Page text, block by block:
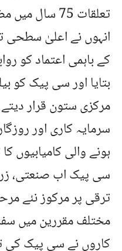
تعلقات 75
انہوں نے اعلیٰ سطحی
کے باہمی اعتماد کو
بتایا اور سی پیک کو
مرکزی ستون قرار دیتے
سرمایہ کاری اور
ہونے والی کامیابیوں
سی پیک اب صنعتی،
ترقی پر مرکوز نئے
مختلف مقررین میں
کاروں نے سی پیک کی